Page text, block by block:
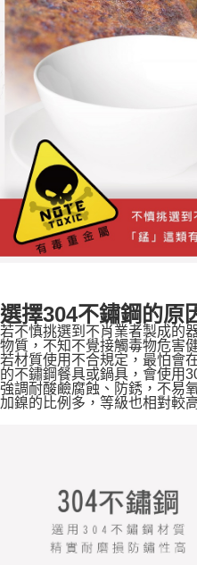
選擇304不鏽鋼的原
若不慎挑選到不肖業者製成的
物質，不知不覺接觸毒物危害
若材質使用不合規定，最怕會
的不鏽鋼餐具或鍋具，會使用
強調耐酸鹼腐蝕、防銹，不易
加鎳的比例多，等級也相對較